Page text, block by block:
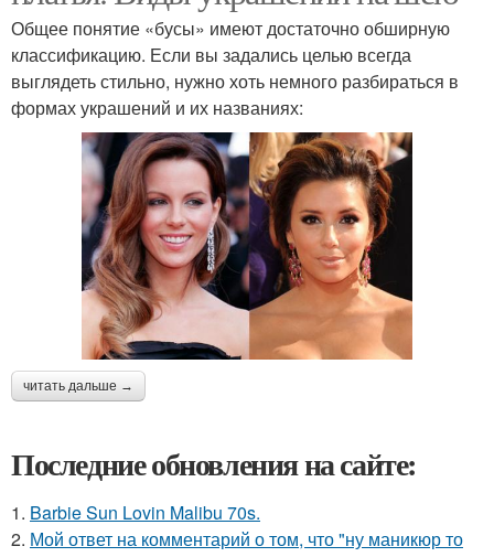
Общее понятие «бусы» имеют достаточно обширную
классификацию. Если вы задались целью всегда
выглядеть стильно, нужно хоть немного разбираться в
формах украшений и их названиях:
читать дальше →
Последние обновления на сайте:
1. Barbie Sun Lovin Malibu 70s.
2. Мой ответ на комментарий о том, что "ну маникюр то